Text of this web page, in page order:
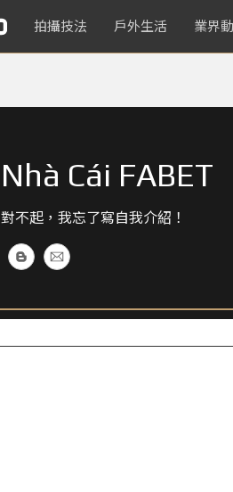
拍攝技法 戶外生活 業界
Nhà Cái FABET
對不起，我忘了寫自我介紹！